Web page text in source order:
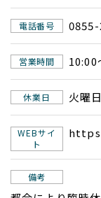
電話番号
営業時間 10:00
休業日 火曜日
WEBサイ
ト
備考